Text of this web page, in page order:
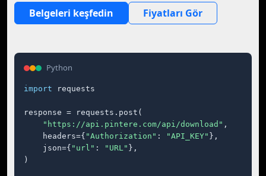
Belgeleri keşfedin Fiyatları Gör
Python
import requests
response = requests.post(
"https://api.pintere.com/api/download" ,
    headers={
"Authorization" : "API_KEY" },
    json={
"url" : "URL" },
)